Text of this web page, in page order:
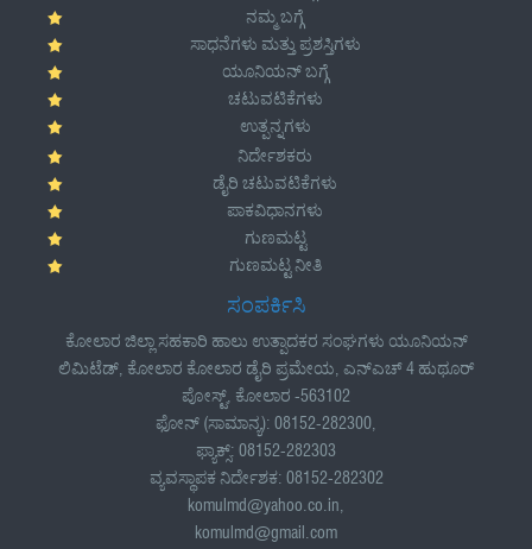
ನಮ್ಮ ಬಗ್ಗೆ
ಸಾಧನೆಗಳು ಮತ್ತು ಪ್ರಶಸ್ತಿಗಳು
ಯೂನಿಯನ್ ಬಗ್ಗೆ
ಚಟುವಟಿಕೆಗಳು
ಉತ್ಪನ್ನಗಳು
ನಿರ್ದೇಶಕರು
ಡೈರಿ ಚಟುವಟಿಕೆಗಳು
ಪಾಕವಿಧಾನಗಳು
ಗುಣಮಟ್ಟ
ಗುಣಮಟ್ಟ ನೀತಿ
ಸಂಪರ್ಕಿಸಿ
ಕೋಲಾರ ಜಿಲ್ಲಾ ಸಹಕಾರಿ ಹಾಲು ಉತ್ಪಾದಕರ ಸಂಘಗಳು ಯೂನಿಯನ್
ಲಿಮಿಟೆಡ್, ಕೋಲಾರ ಕೋಲಾರ ಡೈರಿ ಪ್ರಮೇಯ, ಎನ್ಎಚ್ 4 ಹುಥೂರ್
ಪೋಸ್ಟ್, ಕೋಲಾರ -563102
ಫೋನ್ (ಸಾಮಾನ್ಯ): 08152-282300,
ಫ್ಯಾಕ್ಸ್: 08152-282303
ವ್ಯವಸ್ಥಾಪಕ ನಿರ್ದೇಶಕ: 08152-282302
komulmd@yahoo.co.in,
komulmd@gmail.com